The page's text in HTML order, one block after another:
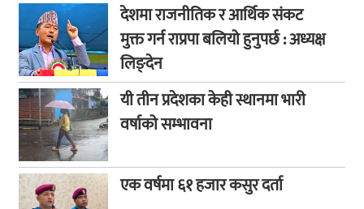
देशमा राजनीतिक र आर्थिक संकट
मुक्त गर्न राप्रपा बलियो हुनुपर्छ : अध्यक्ष
लिङ्देन
यी तीन प्रदेशका केही स्थानमा भारी
वर्षाको सम्भावना
एक वर्षमा ६१ हजार कसुर दर्ता